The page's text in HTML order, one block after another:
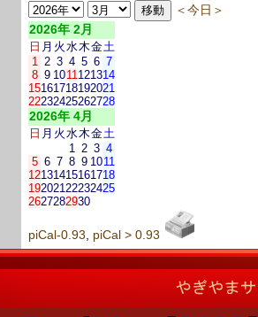
＜今日＞
2026年 2月
日 月 火 水木金土
1 2 3 4 5 6 7
8 9 1011121314
15161718192021
22232425262728
2026年 4月
日 月 火 水木金土
1 2 3 4
5 6 7 8 9 1011
12131415161718
19202122232425
2627282930
piCal-0.93 piCal > 0.93